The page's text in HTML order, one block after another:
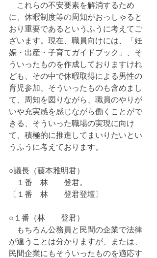
これらの不安要素を解消するため
に、休暇制度等の周知がおっしゃると
おり重要であるというふうに考えてご
ざいます。現在、職員向けには、「妊
娠・出産・子育てガイドブック」、そ
ういったものを作成しておりますけれ
ども、その中で休暇取得による男性の
育児参加、そういったものも含めまし
て、周知を図りながら、職員のやりが
いや充実感を感じながら働くことがで
きる、そういった職場の実現に向け
て、積極的に推進してまいりたいとい
うふうに考えております。
○議長（藤本雅明君）
１番　林　　登君。
〔１番　林　　登君登壇〕
○１番（林　　登君）
もちろん公務員と民間の企業で法律
が違うことは分かりますが、または、
民間企業にもそういったものを適応す